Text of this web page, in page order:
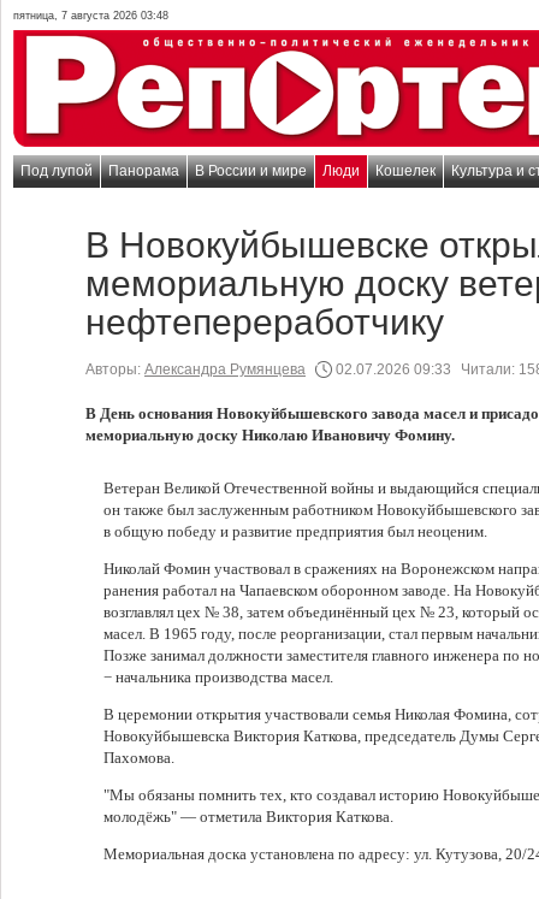
пятница, 7 августа 2026 03:48
Под лупой Панорама В России и мире Люди Кошелек Культура и
В Новокуйбышевске
мемориальную доску
нефтепереработчику
Авторы: Александра Румянцева 02.07.2026 09:33 Читали:
В День основания Новокуйбышевского завода масел и
мемориальную доску Николаю Ивановичу Фомину.
Ветеран Великой Отечественной войны и выдающийся
он также был заслуженным работником Новокуйбышевского
в общую победу и развитие предприятия был неоценим.
Николай Фомин участвовал в сражениях на Воронежском
ранения работал на Чапаевском оборонном заводе. На
возглавлял цех № 38, затем объединённый цех № 23, который
масел. В 1965 году, после реорганизации, стал первым
Позже занимал должности заместителя главного инженера по
− начальника производства масел.
В церемонии открытия участвовали семья Николая Фомина,
Новокуйбышевска Виктория Каткова, председатель Думы
Пахомова.
"Мы обязаны помнить тех, кто создавал историю
молодёжь" — отметила Виктория Каткова.
Мемориальная доска установлена по адресу: ул. Кутузова, 20/